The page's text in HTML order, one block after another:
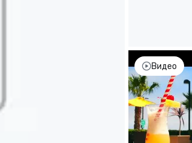
Видео